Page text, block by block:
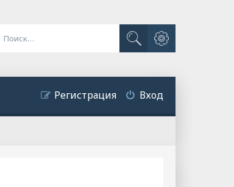
Поиск
Расширенный поиск
Вход
Регистрация